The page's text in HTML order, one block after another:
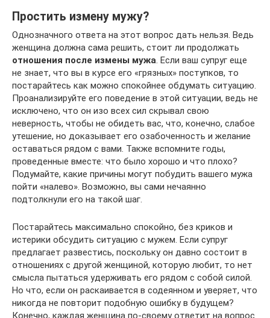
Простить измену мужу?
Однозначного ответа на этот вопрос дать нельзя. Ведь
женщина должна сама решить, стоит ли продолжать
отношения после измены мужа. Если ваш супруг еще
не знает, что вы в курсе его «грязных» поступков, то
постарайтесь как можно спокойнее обдумать ситуацию.
Проанализируйте его поведение в этой ситуации, ведь не
исключено, что он изо всех сил скрывал свою
неверность, чтобы не обидеть вас, что, конечно, слабое
утешение, но доказывает его озабоченность и желание
оставаться рядом с вами. Также вспомните годы,
проведенные вместе: что было хорошо и что плохо?
Подумайте, какие причины могут побудить вашего мужа
пойти «налево». Возможно, вы сами нечаянно
подтолкнули его на такой шаг.
Постарайтесь максимально спокойно, без криков и
истерики обсудить ситуацию с мужем. Если супруг
предлагает развестись, поскольку он давно состоит в
отношениях с другой женщиной, которую любит, то нет
смысла пытаться удерживать его рядом с собой силой.
Но что, если он раскаивается в содеянном и уверяет, что
никогда не повторит подобную ошибку в будущем?
Конечно, каждая женщина по-своему ответит на вопрос